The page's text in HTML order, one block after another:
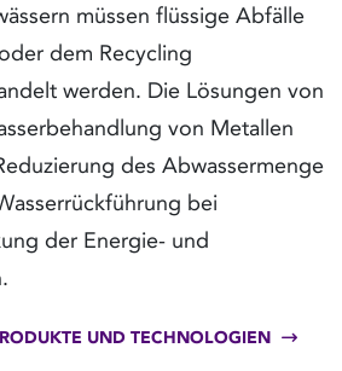
müssen flüssige Abfälle
dem Recycling
werden. Die Lösungen von
von Metallen
des Abwassermenge
bei
der Energie- und
UND TECHNOLOGIEN